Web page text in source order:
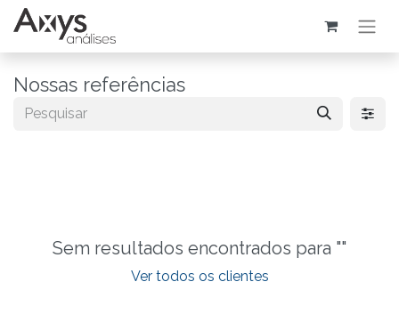
Nossas referências
Sem resultados encontrados para ""
Ver todos os clientes